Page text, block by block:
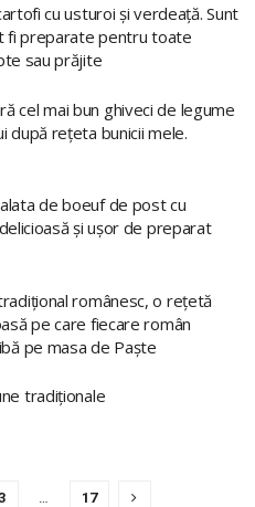
cu usturoi și verdeață. Sunt
fi preparate pentru toate
sau prăjite
cel mai bun ghiveci de legume
după rețeta bunicii mele.
de boeuf de post cu
și ușor de preparat
românesc, o rețetă
pe care fiecare român
pe masa de Paște
tradiționale
17